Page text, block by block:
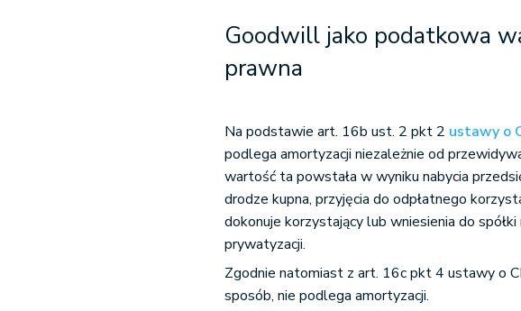
Goodwill jako podatkowa
prawna
Na podstawie art. 16b ust. 2 pkt 2 ustawy o
podlega amortyzacji niezależnie od
wartość ta powstała w wyniku nabycia
drodze kupna, przyjęcia do odpłatnego
dokonuje korzystający lub wniesienia do
prywatyzacji.
Zgodnie natomiast z art. 16c pkt 4 ustawy o
sposób, nie podlega amortyzacji.